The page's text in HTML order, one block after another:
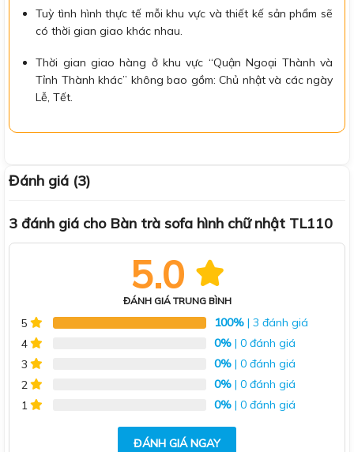
Tuỳ tình hình thực tế mỗi khu vực và thiết kế sản phẩm sẽ
có thời gian giao khác nhau.
Thời gian giao hàng ở khu vực “Quận Ngoại Thành và
Tỉnh Thành khác” không bao gồm: Chủ nhật và các ngày
Lễ, Tết.
Đánh giá (3)
3 đánh giá cho Bàn trà sofa hình chữ nhật TL110
5.0
ĐÁNH GIÁ TRUNG BÌNH
5 100% | 3 đánh giá
4
0% | 0 đánh giá
3
0% | 0 đánh giá
2
0% | 0 đánh giá
1
0% | 0 đánh giá
ĐÁNH GIÁ NGAY